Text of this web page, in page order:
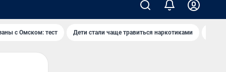
с Омском: тест Дети стали чаще травиться наркотиками